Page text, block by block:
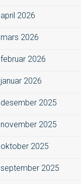
april 2026
mars 2026
februar 2026
januar 2026
desember 2025
november 2025
oktober 2025
september 2025